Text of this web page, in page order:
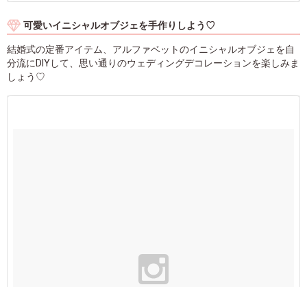
可愛いイニシャルオブジェを手作りしよう♡
結婚式の定番アイテム、アルファベットのイニシャルオブジェを自
分流にDIYして、思い通りのウェディングデコレーションを楽しみま
しょう♡